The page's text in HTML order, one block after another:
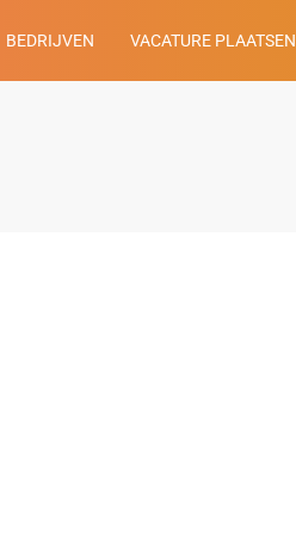
BEDRIJVEN VACATURE PLAATSEN